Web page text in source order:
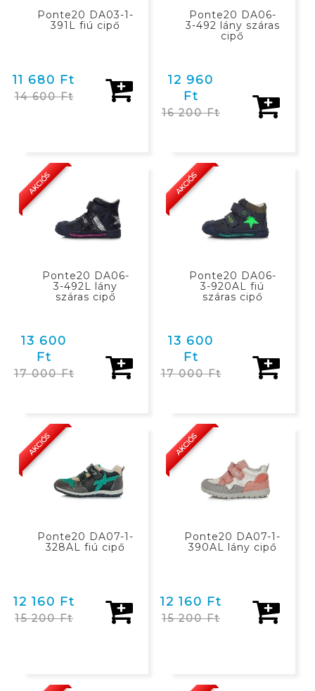
Ponte20 DA03-1-
391L fiú cipő
11 680 Ft
14 600 Ft
Ponte20 DA06-
3-492 lány száras
cipő
12 960
Ft
16 200 Ft
AKCIÓS
Ponte20 DA06-
3-492L lány
száras cipő
13 600
Ft
17 000 Ft
AKCIÓS
Ponte20 DA06-
3-920AL fiú
száras cipő
13 600
Ft
17 000 Ft
AKCIÓS
Ponte20 DA07-1-
328AL fiú cipő
12 160 Ft
15 200 Ft
AKCIÓS
Ponte20 DA07-1-
390AL lány cipő
12 160 Ft
15 200 Ft